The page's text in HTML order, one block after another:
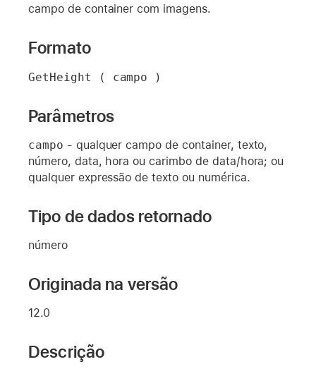
campo de container com imagens.
Formato
GetHeight ( campo )
Parâmetros
campo - qualquer campo de container, texto,
número, data, hora ou carimbo de data/hora; ou
qualquer expressão de texto ou numérica.
Tipo de dados retornado
número
Originada na versão
12.0
Descrição